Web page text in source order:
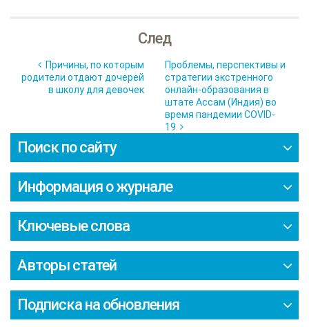
След
Причины, по которым
родители отдают дочерей
в школу для девочек
Проблемы, перспективы и
стратегии экстренного
онлайн-образования в
штате Ассам (Индия) во
время пандемии COVID-
19
Поиск по сайту
Информация о журнале
Ключевые слова
Авторы статей
Подписка на обновления